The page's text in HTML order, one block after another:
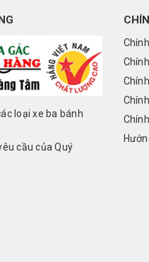
loại xe ba bánh
cầu của Quý